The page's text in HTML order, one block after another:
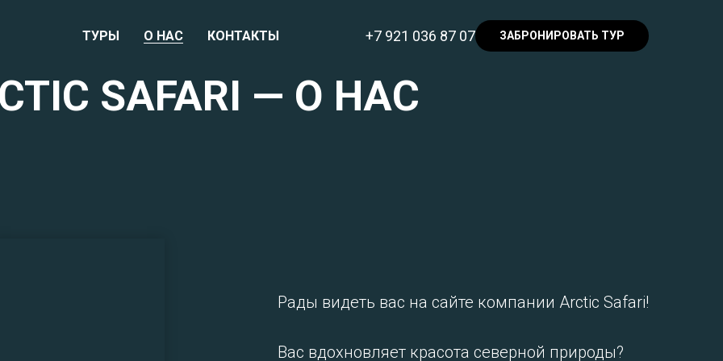
ТУРЫ О НАС КОНТАКТЫ +7 921 036 87 07 ЗАБРОНИРОВАТЬ ТУР
SAFARI — О НАС
Рады видеть вас на сайте компании Arctic Safari!
Вас вдохновляет красота северной природы?